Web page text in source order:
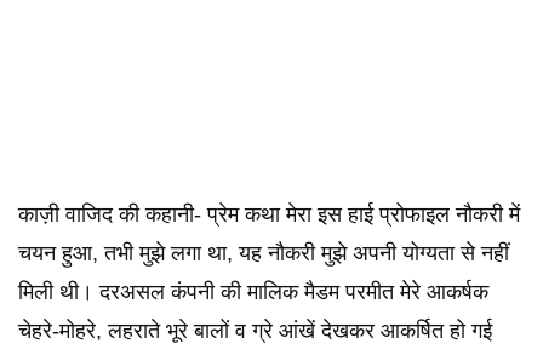
काज़ी वाजिद की कहानी- प्रेम कथा मेरा इस हाई प्रोफाइल नौकरी में
चयन हुआ, तभी मुझे लगा था, यह नौकरी मुझे अपनी योग्यता से नहीं
मिली थी। दरअसल कंपनी की मालिक मैडम परमीत मेरे आकर्षक
चेहरे-मोहरे, लहराते भूरे बालों व ग्रे आंखें देखकर आकर्षित हो गई